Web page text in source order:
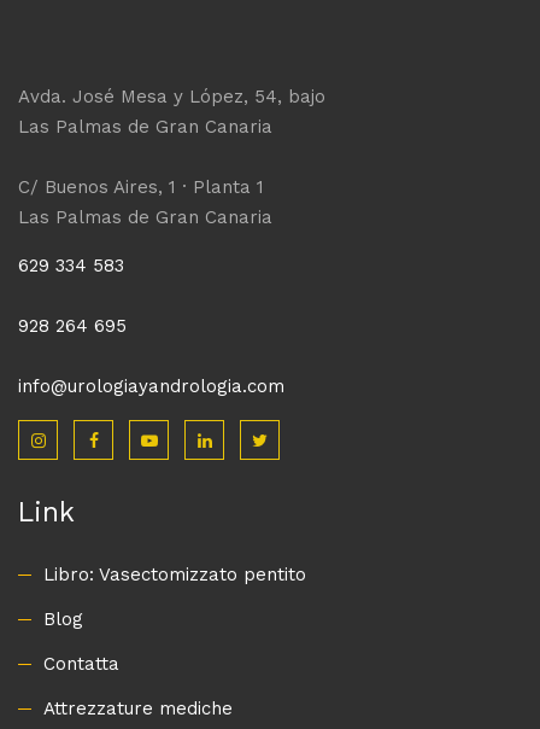
Avda. José Mesa y López, 54, bajo
Las Palmas de Gran Canaria
C/ Buenos Aires, 1 · Planta 1
Las Palmas de Gran Canaria
629 334 583
928 264 695
info@urologiayandrologia.com
Link
Libro: Vasectomizzato pentito
Blog
Contatta
Attrezzature mediche